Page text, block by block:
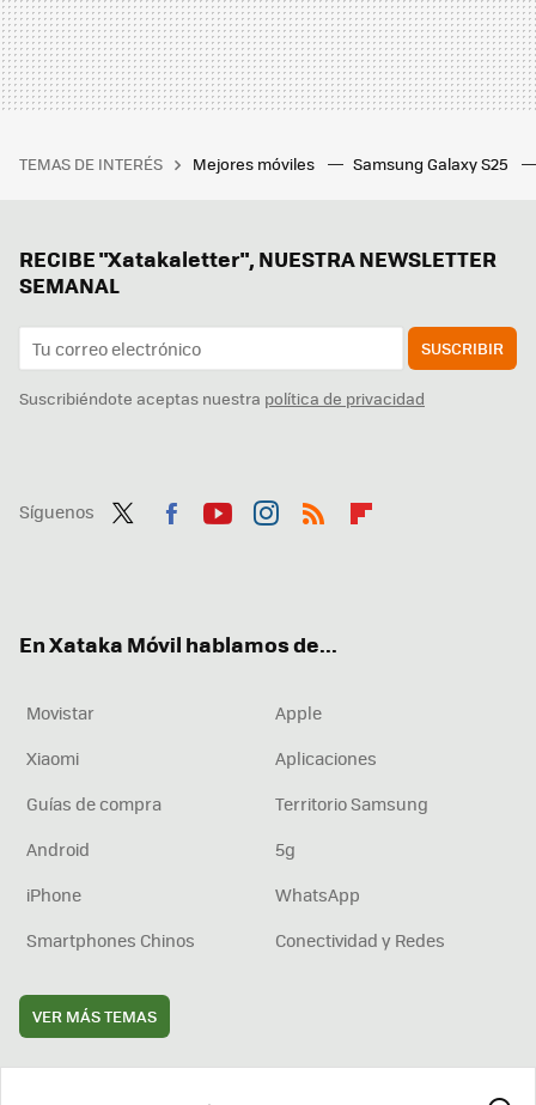
TEMAS DE INTERÉS Mejores móviles Samsung Galaxy S25
RECIBE "Xatakaletter", NUESTRA NEWSLETTER
SEMANAL
SUSCRIBIR
Suscribiéndote aceptas nuestra política de privacidad
Síguenos
En Xataka Móvil hablamos de...
Movistar
Apple
Xiaomi
Aplicaciones
Guías de compra
Territorio Samsung
Android
5g
iPhone
WhatsApp
Smartphones Chinos
Conectividad y Redes
VER MÁS TEMAS